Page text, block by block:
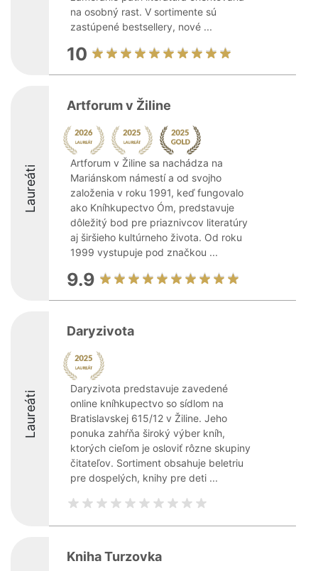
na osobný rast. V sortimente sú
zastúpené bestsellery, nové ...
10
Laureáti
Artforum v Žiline
Artforum v Žiline sa nachádza na
Mariánskom námestí a od svojho
založenia v roku 1991, keď fungovalo
ako Kníhkupectvo Óm, predstavuje
dôležitý bod pre priaznivcov literatúry
aj širšieho kultúrneho života. Od roku
1999 vystupuje pod značkou ...
9.9
Laureáti
Daryzivota
Daryzivota predstavuje zavedené
online kníhkupectvo so sídlom na
Bratislavskej 615/12 v Žiline. Jeho
ponuka zahŕňa široký výber kníh,
ktorých cieľom je osloviť rôzne skupiny
čitateľov. Sortiment obsahuje beletriu
pre dospelých, knihy pre deti ...
Kniha Turzovka